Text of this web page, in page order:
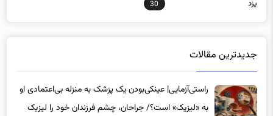
راستی‌آزمایی| عینکی‌بودن یک پزشک به منزله بی‌اعتمادی او
به «لیزیک» است؟/ جراحان، چشم فرزندان خود را لیزیک
می‌کنند؟
5 ساعت پیش